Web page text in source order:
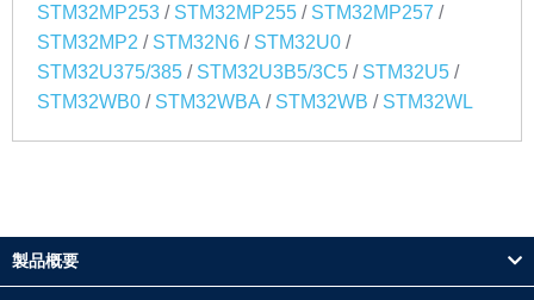
STM32MP253 / STM32MP255 / STM32MP257 /
STM32MP2 / STM32N6 / STM32U0 /
STM32U375/385 / STM32U3B5/3C5 / STM32U5 /
STM32WB0 / STM32WBA / STM32WB / STM32WL
製品概要